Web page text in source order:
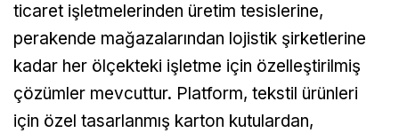
ticaret işletmelerinden üretim tesislerine,
perakende mağazalarından lojistik şirketlerine
kadar her ölçekteki işletme için özelleştirilmiş
çözümler mevcuttur. Platform, tekstil ürünleri
için özel tasarlanmış karton kutulardan,